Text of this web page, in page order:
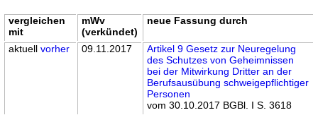
vergleichen
mit
mWv
(verkündet)
neue Fassung durch
aktuellvorher 09.11.2017
Artikel 9 Gesetz zur Neuregelung
des Schutzes von Geheimnissen
bei der Mitwirkung Dritter an der
Berufsausübung schweigepflichtiger
Personen
vom 30.10.2017 BGBl. I S. 3618